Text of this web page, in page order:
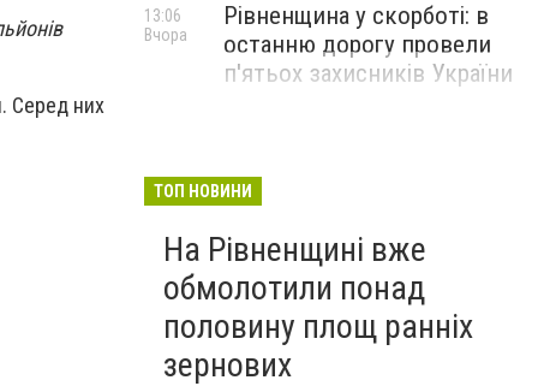
Серед них
Рівненщина у скорботі: в
останню дорогу провели
п'ятьох захисників України
13:06
Вчора
ТОП НОВИНИ
На Рівненщині вже
обмолотили понад
половину площ ранніх
зернових